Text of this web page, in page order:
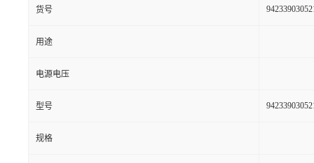
货号
用途
电源电压
型号
规格